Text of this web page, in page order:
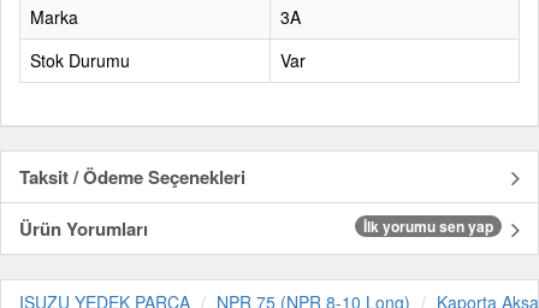
Marka
3A
Stok Durumu
Var
Taksit / Ödeme Seçenekleri
Ürün Yorumları
İlk yorumu sen yap
ISUZU YEDEK PARÇA NPR 75 (NPR 8-10 Long) Kaporta